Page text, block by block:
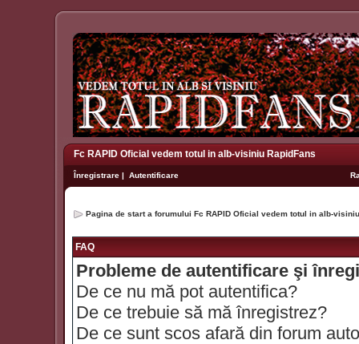
Fc RAPID Oficial vedem totul in alb-visiniu RapidFans
Înregistrare | Autentificare
Pagina de start a forumului Fc RAPID Oficial vedem totul in alb-
FAQ
Probleme de autentificare şi
De ce nu mă pot autentifica?
De ce trebuie să mă înregistrez?
De ce sunt scos afară din forum